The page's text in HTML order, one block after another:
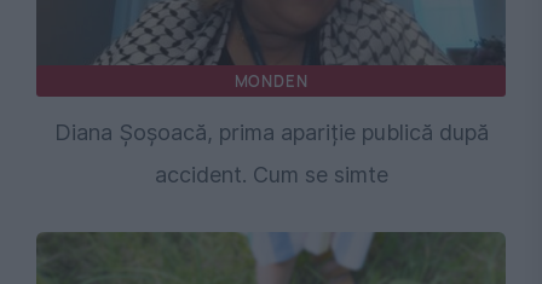
MONDEN
Diana Șoșoacă, prima apariție publică după
accident. Cum se simte